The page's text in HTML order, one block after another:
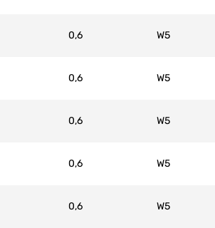
0,6 W5
0,6 W5
0,6 W5
0,6 W5
0,6 W5